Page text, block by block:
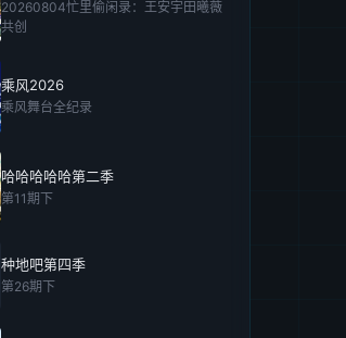
20260804忙里偷闲录：王安宇田曦薇
共创
乘风2026
乘风舞台全纪录
哈哈哈哈哈第二季
第11期下
种地吧第四季
第26期下